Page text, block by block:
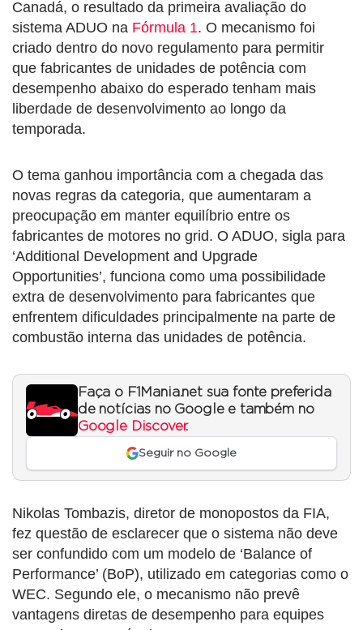
Canadá, o resultado da primeira avaliação do
sistema ADUO na Fórmula 1. O mecanismo foi
criado dentro do novo regulamento para permitir
que fabricantes de unidades de potência com
desempenho abaixo do esperado tenham mais
liberdade de desenvolvimento ao longo da
temporada.
O tema ganhou importância com a chegada das
novas regras da categoria, que aumentaram a
preocupação em manter equilíbrio entre os
fabricantes de motores no grid. O ADUO, sigla para
‘Additional Development and Upgrade
Opportunities’, funciona como uma possibilidade
extra de desenvolvimento para fabricantes que
enfrentem dificuldades principalmente na parte de
combustão interna das unidades de potência.
Faça o F1Mania.net sua fonte preferida
de notícias no Google e também no
Google Discover.
Seguir no Google
Nikolas Tombazis, diretor de monopostos da FIA,
fez questão de esclarecer que o sistema não deve
ser confundido com um modelo de ‘Balance of
Performance’ (BoP), utilizado em categorias como o
WEC. Segundo ele, o mecanismo não prevê
vantagens diretas de desempenho para equipes